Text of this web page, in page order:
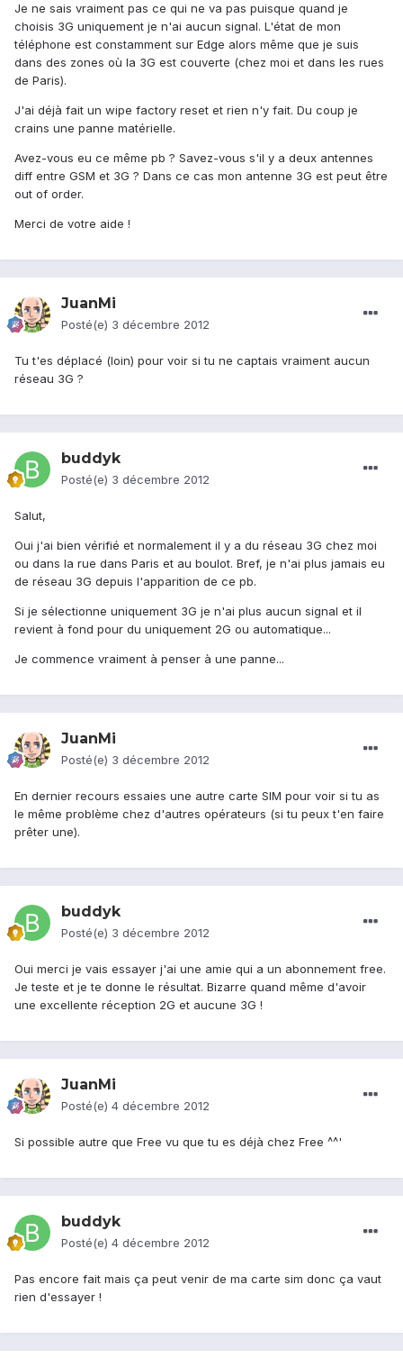
Je ne sais vraiment pas ce qui ne va pas puisque quand je
choisis 3G uniquement je n'ai aucun signal. L'état de mon
téléphone est constamment sur Edge alors même que je suis
dans des zones où la 3G est couverte (chez moi et dans les rues
de Paris).
J'ai déjà fait un wipe factory reset et rien n'y fait. Du coup je
crains une panne matérielle.
Avez-vous eu ce même pb ? Savez-vous s'il y a deux antennes
diff entre GSM et 3G ? Dans ce cas mon antenne 3G est peut être
out of order.
Merci de votre aide !
JuanMi
Posté(e) 3 décembre 2012
Tu t'es déplacé (loin) pour voir si tu ne captais vraiment aucun
réseau 3G ?
buddyk
Posté(e) 3 décembre 2012
Salut,
Oui j'ai bien vérifié et normalement il y a du réseau 3G chez moi
ou dans la rue dans Paris et au boulot. Bref, je n'ai plus jamais eu
de réseau 3G depuis l'apparition de ce pb.
Si je sélectionne uniquement 3G je n'ai plus aucun signal et il
revient à fond pour du uniquement 2G ou automatique...
Je commence vraiment à penser à une panne...
JuanMi
Posté(e) 3 décembre 2012
En dernier recours essaies une autre carte SIM pour voir si tu as
le même problème chez d'autres opérateurs (si tu peux t'en faire
prêter une).
buddyk
Posté(e) 3 décembre 2012
Oui merci je vais essayer j'ai une amie qui a un abonnement free.
Je teste et je te donne le résultat. Bizarre quand même d'avoir
une excellente réception 2G et aucune 3G !
JuanMi
Posté(e) 4 décembre 2012
Si possible autre que Free vu que tu es déjà chez Free ^^'
buddyk
Posté(e) 4 décembre 2012
Pas encore fait mais ça peut venir de ma carte sim donc ça vaut
rien d'essayer !